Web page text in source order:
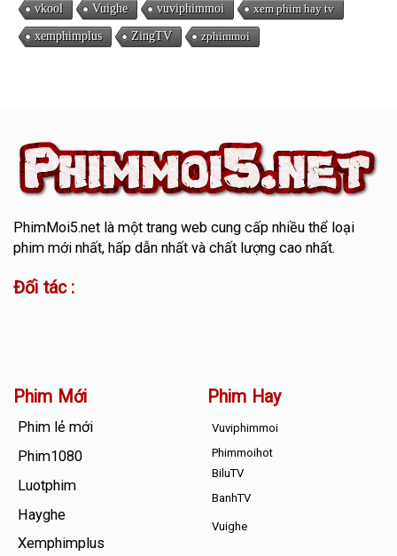
vkool Vuighe vuviphimmoi xem phim hay tv
xemphimplus ZingTV zphimmoi
PhimMoi5.netlà một trang web cung cấp nhiều thể loại
phim mới nhất, hấp dẫn nhất và chất lượng cao nhất.
Đối tác :
Phim Mới
Phim lẻ mới
Phim1080
Luotphim
Hayghe
Xemphimplus
Phim Hay
Vuviphimmoi
Phimmoihot
BiluTV
BanhTV
Vuighe